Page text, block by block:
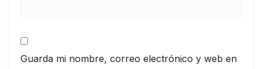
Guarda mi nombre, correo electrónico y web en